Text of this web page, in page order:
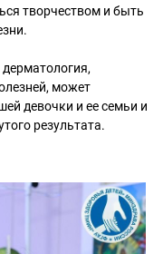
творчеством и быть
может
девочки и ее семьи и
результата.